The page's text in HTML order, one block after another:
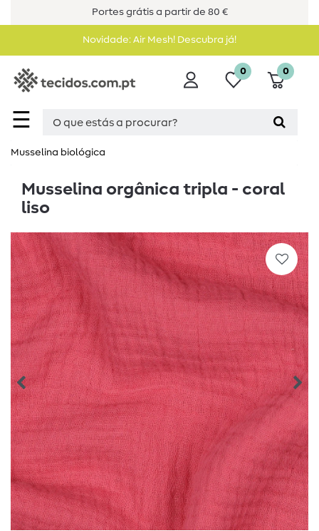
Portes grátis a partir de 80 €
Novidade: Air Mesh! Descubra já!
☰
0 0
Musselina biológica
Musselina orgânica tripla - coral
liso